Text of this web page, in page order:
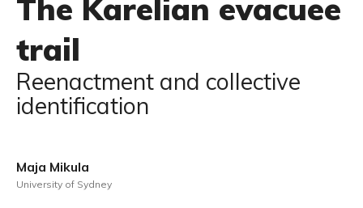
The Karelian evacuee
trail
Reenactment and collective
identification
Maja Mikula
University of Sydney